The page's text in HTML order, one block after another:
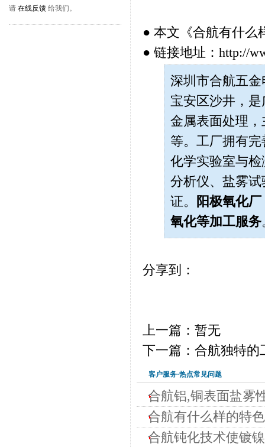
请 在线反馈 给我们。
● 本文《合航有什么
● 链接地址：http://
深圳市合航五金
宝安区沙井，
金属表面处理
等。工厂拥有
化学实验室与检
分析仪、盐雾
证。
阳极氧化厂
氧化等加工服务
分享到：
上一篇：暂无
下一篇：合航独特的
客户服务·热点常见问题
合航铝,铜表面盐雾
合航有什么样的特色
合航钝化技术使镀